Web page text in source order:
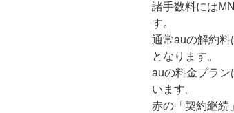
諸手数料には
す。
通常auの解約料
となります。
auの料金プラン
います。
赤の「契約継続